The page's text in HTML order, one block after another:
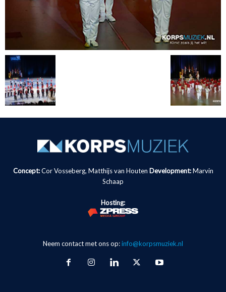
Concept:Cor Vosseberg, Matthijs van Houten Development: Marvin
Schaap
Hosting:
Neem contact met ons op:info@korpsmuziek.nl